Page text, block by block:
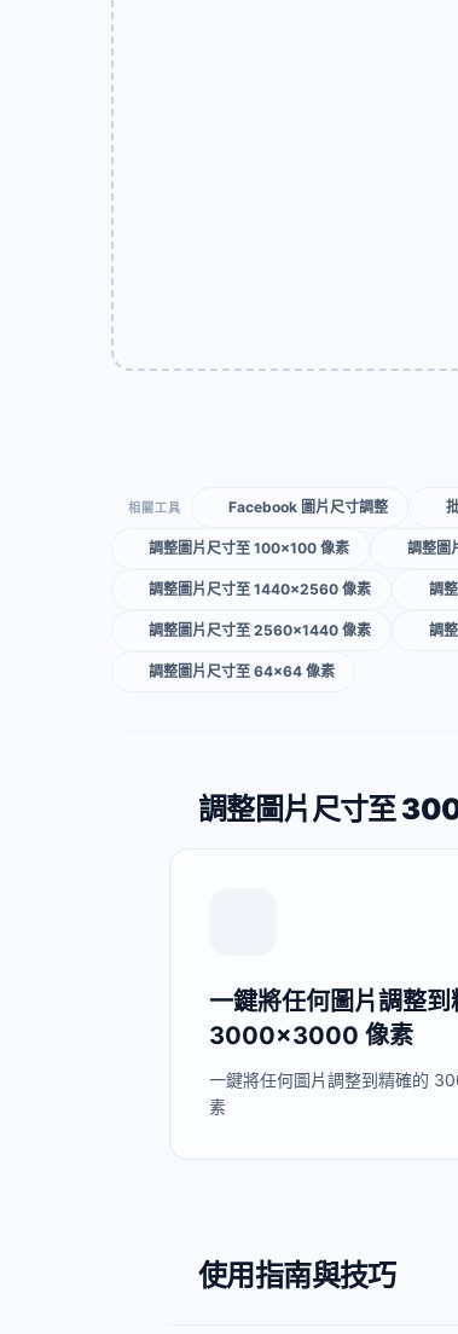
相關工具 Facebook 圖片尺寸調整
調整圖片尺寸至 100×100 像素 調整圖
調整圖片尺寸至 1440×2560 像素 調
調整圖片尺寸至 2560×1440 像素 調
調整圖片尺寸至 64×64 像素
調整圖片尺寸至
一鍵將任何圖片調整到
3000×3000 像素
一鍵將任何圖片調整到精確的
素
使用指南與技巧